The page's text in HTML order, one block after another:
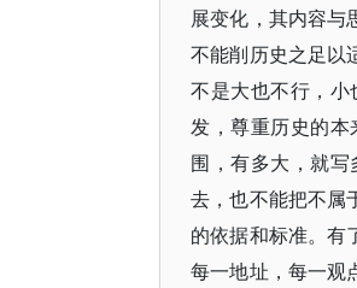
展变化，其内容与
不能削历史之足以
不是大也不行，
发，尊重历史的
围，有多大，就
去，也不能把不属
的依据和标准。有
每一地址，每一观